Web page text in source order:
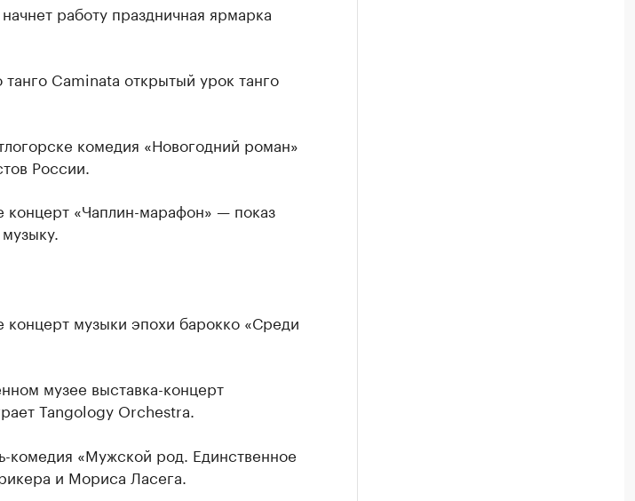
работу праздничная ярмарка
Caminata открытый урок танго
комедия «Новогодний роман»
России.
«Чаплин-марафон» — показ
музыки эпохи барокко «Среди
музее выставка-концерт
Tangology Orchestra.
комедия «Мужской род. Единственное
и Мориса Ласега.